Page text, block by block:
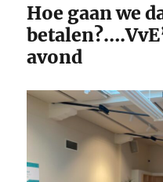
Hoe gaan we
avond